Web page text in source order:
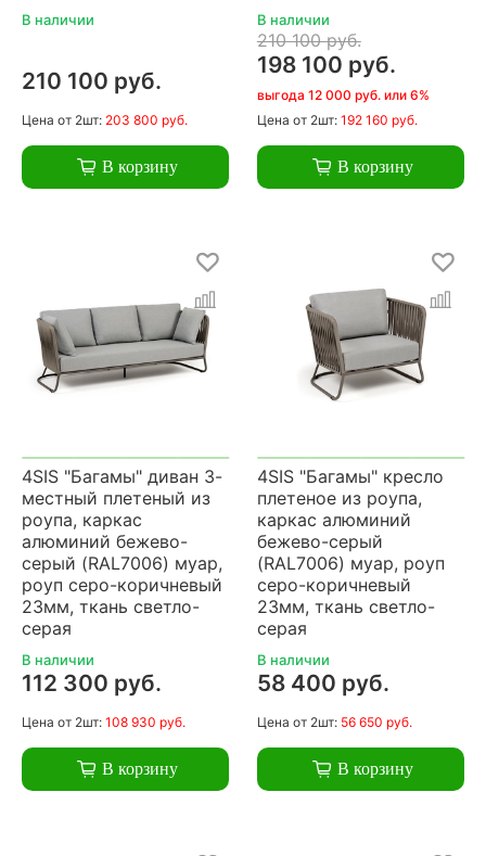
В наличии
210 100 руб.
Цена от 2шт: 203 800 руб.
В корзину
В наличии
210 100 руб.
198 100 руб.
выгода 12 000 руб. или 6%
Цена от 2шт: 192 160 руб.
В корзину
4SIS "Багамы" диван 3-
местный плетеный из
роупа, каркас
алюминий бежево-
серый (RAL7006) муар,
роуп серо-коричневый
23мм, ткань светло-
серая
В наличии
112 300 руб.
Цена от 2шт: 108 930 руб.
В корзину
4SIS "Багамы" кресло
плетеное из роупа,
каркас алюминий
бежево-серый
(RAL7006) муар, роуп
серо-коричневый
23мм, ткань светло-
серая
В наличии
58 400 руб.
Цена от 2шт: 56 650 руб.
В корзину